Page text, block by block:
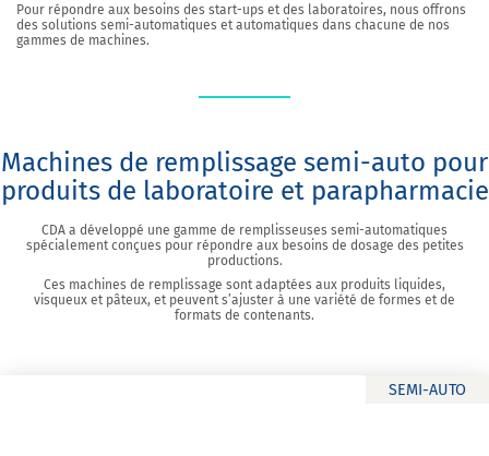
Pour répondre aux besoins des start-ups et des laboratoires, nous offrons
des solutions semi-automatiques et automatiques dans chacune de nos
gammes de machines.
Machines de remplissage semi-auto pour
produits de laboratoire et parapharmacie
CDA a développé une gamme de remplisseuses semi-automatiques
spécialement conçues pour répondre aux besoins de dosage des petites
productions.
Ces machines de remplissage sont adaptées aux produits liquides,
visqueux et pâteux, et peuvent s’ajuster à une variété de formes et de
formats de contenants.
SEMI-AUTO